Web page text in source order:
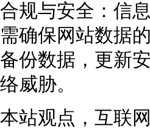
合规与安全：信
需确保网站数据
备份数据，更新
络威胁。
本站观点，互联